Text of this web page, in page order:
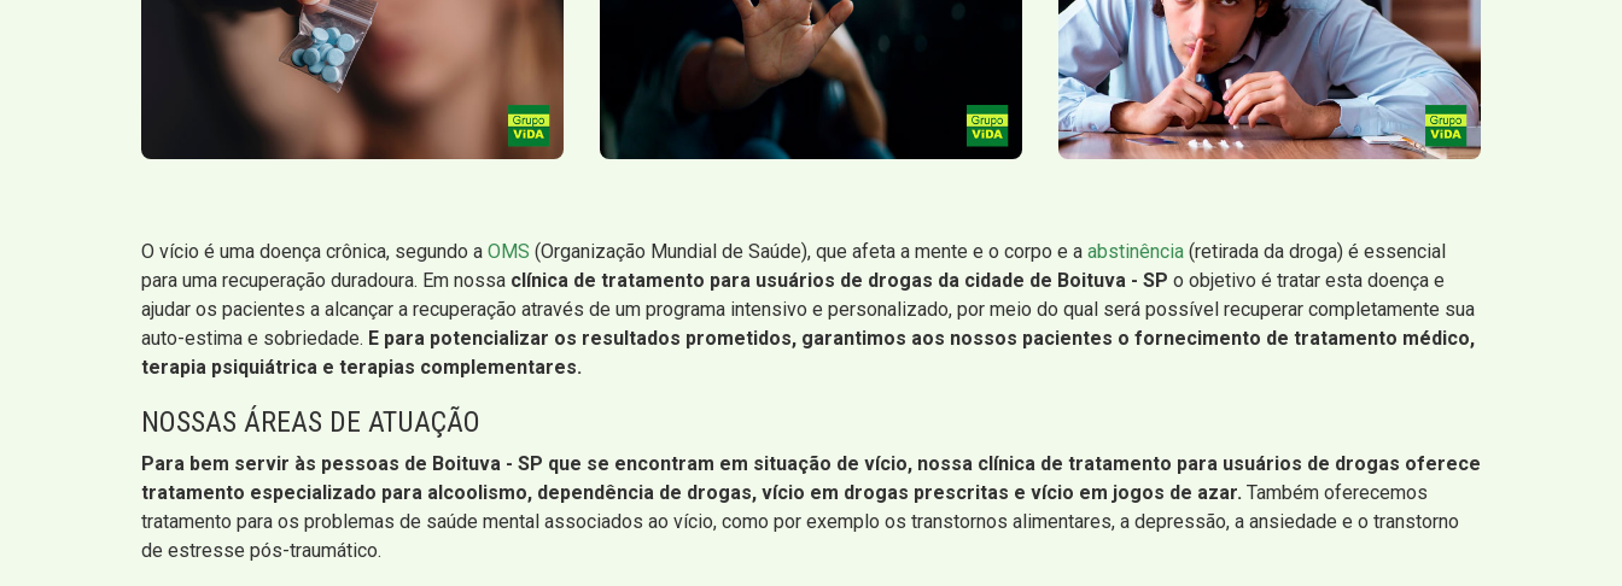
O vício é uma doença crônica, segundo a OMS (Organização Mundial de Saúde), que afeta a mente e o corpo e a abstinência (retirada da droga) é essencial
para uma recuperação duradoura. Em nossa clínica de tratamento para usuários de drogas da cidade de Boituva - SP o objetivo é tratar esta doença e
ajudar os pacientes a alcançar a recuperação através de um programa intensivo e personalizado, por meio do qual será possível recuperar completamente sua
auto-estima e sobriedade. E para potencializar os resultados prometidos, garantimos aos nossos pacientes o fornecimento de tratamento médico,
terapia psiquiátrica e terapias complementares.
NOSSAS ÁREAS DE ATUAÇÃO
Para bem servir às pessoas de Boituva - SP que se encontram em situação de vício, nossa clínica de tratamento para usuários de drogas oferece
tratamento especializado para alcoolismo, dependência de drogas, vício em drogas prescritas e vício em jogos de azar. Também oferecemos
tratamento para os problemas de saúde mental associados ao vício, como por exemplo os transtornos alimentares, a depressão, a ansiedade e o transtorno
de estresse pós-traumático.